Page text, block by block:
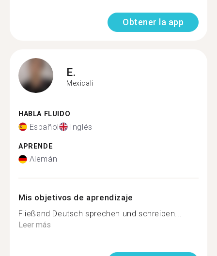
Obtener la app
E.
Mexicali
HABLA FLUIDO
Español Inglés
APRENDE
Alemán
Mis objetivos de aprendizaje
Fließend Deutsch sprechen und schreiben...
Leer más